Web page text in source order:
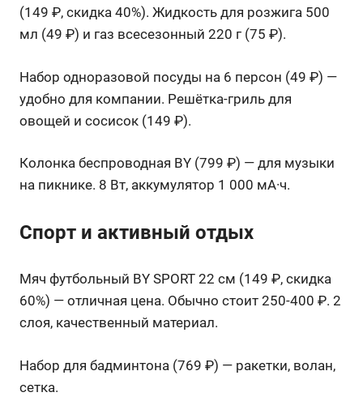
(149 ₽, скидка 40%). Жидкость для розжига 500
мл (49 ₽) и газ всесезонный 220 г (75 ₽).
Набор одноразовой посуды на 6 персон (49 ₽) —
удобно для компании. Решётка-гриль для
овощей и сосисок (149 ₽).
Колонка беспроводная BY (799 ₽) — для музыки
на пикнике. 8 Вт, аккумулятор 1 000 мА·ч.
Спорт и активный отдых
Мяч футбольный BY SPORT 22 см (149 ₽, скидка
60%) — отличная цена. Обычно стоит 250-400 ₽. 2
слоя, качественный материал.
Набор для бадминтона (769 ₽) — ракетки, волан,
сетка.